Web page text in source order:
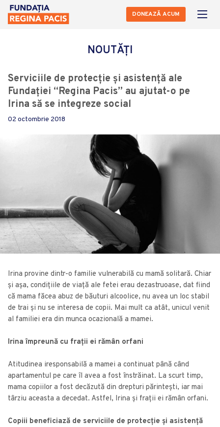
DONEAZĂ ACUM
NOUTĂȚI
Serviciile de protecție și asistență ale
Fundației “Regina Pacis” au ajutat-o pe
Irina să se integreze social
02 octombrie 2018
Irina provine dintr-o familie vulnerabilă cu mamă solitară. Chiar
și așa, condițiile de viață ale fetei erau dezastruoase, dat fiind
că mama făcea abuz de băuturi alcoolice, nu avea un loc stabil
de trai și nu se interesa de copii. Mai mult ca atât, unicul venit
al familiei era din munca ocazională a mamei.
Irina împreună cu frații ei rămân orfani
Atitudinea iresponsabilă a mamei a continuat până când
apartamentul pe care îl avea a fost înstrăinat. La scurt timp,
mama copiilor a fost decăzută din drepturi părintești, iar mai
târziu aceasta a decedat. Astfel, Irina și frații ei rămân orfani.
Copiii beneficiază de serviciile de protecție și asistență